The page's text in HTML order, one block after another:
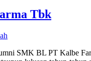
Tbk
SMK BL PT Kalbe